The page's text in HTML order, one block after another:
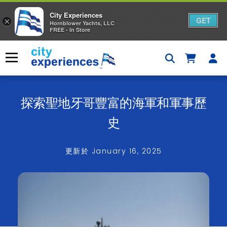
content
Menu
探索聖地牙哥豐富的海軍和軍事歷
史
更新於 January 16, 2025
×
×
City Experiences
Hornblower Yachts, LLC
FREE - In Store
GET